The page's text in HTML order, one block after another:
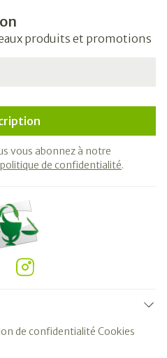
produits et promotions
vous abonnez à notre
politique de confidentialité.
de confidentialité Cookies